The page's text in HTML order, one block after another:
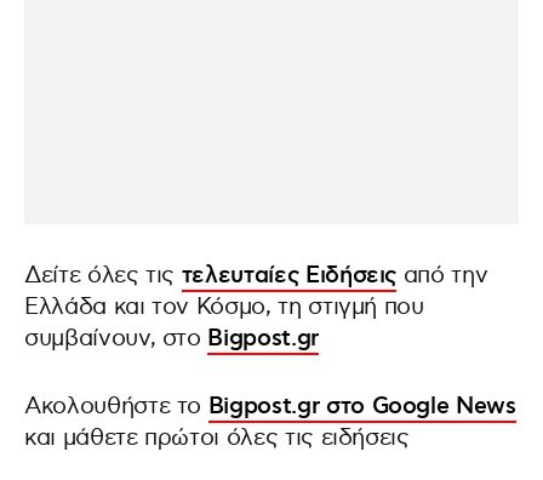
Δείτε όλες τις τελευταίες Ειδήσεις από την
Ελλάδα και τον Κόσμο, τη στιγμή που
συμβαίνουν, στο Bigpost.gr
Ακολουθήστε το Bigpost.gr στο Google News
και μάθετε πρώτοι όλες τις ειδήσεις